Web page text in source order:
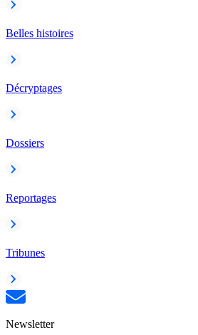
Belles histoires
Décryptages
Dossiers
Reportages
Tribunes
Newsletter